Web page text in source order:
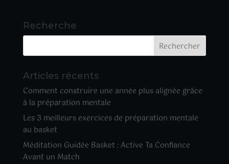
Recherche
Articles récents
Comment construire une année plus alignée grâce
à la préparation mentale
Les 3 meilleurs exercices de préparation mentale
au basket
Méditation Guidée Basket : Active Ta Confiance
Avant un Match